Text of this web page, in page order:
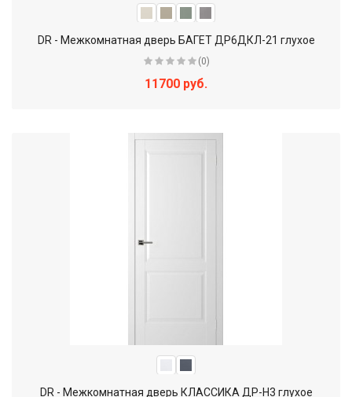
DR - Межкомнатная дверь БАГЕТ ДР6ДКЛ-21 глухое
(0)
11700 руб.
DR - Межкомнатная дверь КЛАССИКА ДР-Н3 глухое